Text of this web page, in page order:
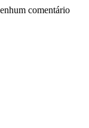
comentário